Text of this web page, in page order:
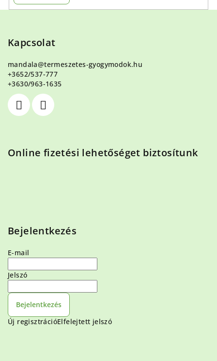
Kapcsolat
mandala@termeszetes-gyogymodok.hu
+3652/537-777
+3630/963-1635
Online fizetési lehetőséget biztosítunk
Bejelentkezés
E-mail
Jelszó
Bejelentkezés
Új regisztrációElfelejtett jelszó